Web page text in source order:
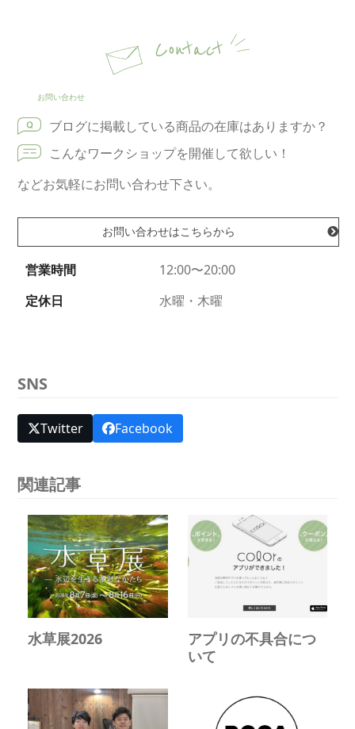
Contact
お問い合わせ
ブログに掲載している商品の在庫はありますか？
こんなワークショップを開催して欲しい！
などお気軽にお問い合わせ下さい。
お問い合わせはこちらから
営業時間
12:00〜20:00
定休日
水曜・木曜
SNS
Twitter Facebook
関連記事
水草展2026
アプリの不具合につ
いて